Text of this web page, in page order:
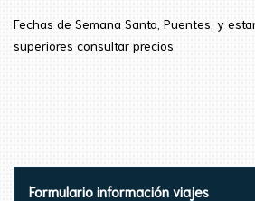
Fechas de Semana Santa , Puentes, y
superiores consultar precios
Formulario información viajes